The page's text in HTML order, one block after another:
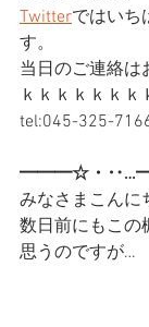
Twitterではいち
す。
当日のご連絡は
ｋｋｋｋｋｋｋ
tel:045-325-
━━━☆・
みなさまこんに
数日前にもこの
思うのですが…